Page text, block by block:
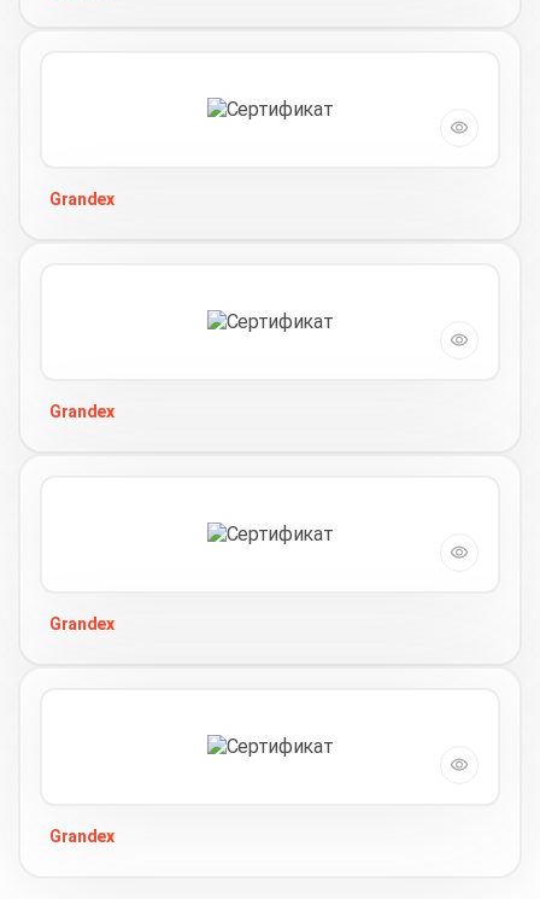
Grandex
Grandex
Grandex
Grandex